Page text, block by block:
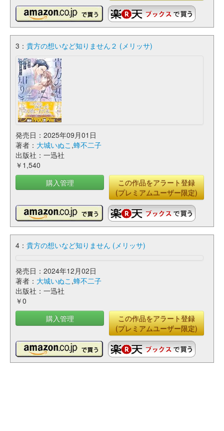
3： 貴方の想いなど知りません２ (メリッサ)
発売日：2025年09月01日
著者： 大城いぬこ ,蜂不二子
出版社：一迅社
￥1,540
購入管理
この作品をアラート登録
(プレミアムユーザー限定)
4： 貴方の想いなど知りません (メリッサ)
発売日：2024年12月02日
著者： 大城いぬこ ,蜂不二子
出版社：一迅社
￥0
購入管理
この作品をアラート登録
(プレミアムユーザー限定)